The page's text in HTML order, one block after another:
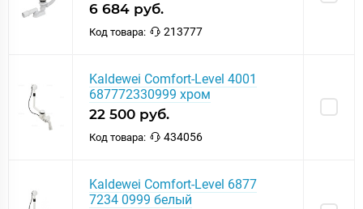
6 684 руб.
Код товара: 213777
Kaldewei Comfort-Level 4001
687772330999 хром
22 500 руб.
Код товара: 434056
Kaldewei Comfort-Level 6877
7234 0999 белый